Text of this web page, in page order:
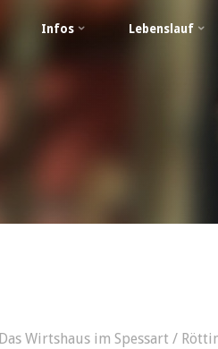
Infos Lebenslauf
Das Wirtshaus im Spessart /